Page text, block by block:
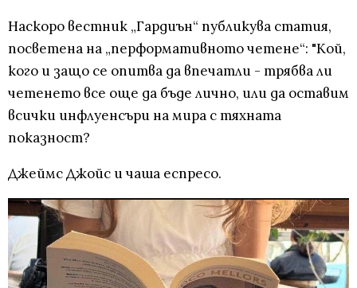
Наскоро вестник „Гардиън“ публикува статия,
посветена на „перформативното четене“: "Кой,
кого и защо се опитва да впечатли - трябва ли
четенето все още да бъде лично, или да оставим
всички инфлуенсъри на мира с тяхната
показност?
Джеймс Джойс и чаша еспресо.